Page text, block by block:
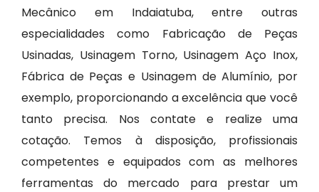
Mecânico em Indaiatuba, entre outras
especialidades como Fabricação de Peças
Usinadas, Usinagem Torno, Usinagem Aço Inox,
Fábrica de Peças e Usinagem de Alumínio, por
exemplo, proporcionando a excelência que você
tanto precisa. Nos contate e realize uma
cotação. Temos à disposição, profissionais
competentes e equipados com as melhores
ferramentas do mercado para prestar um